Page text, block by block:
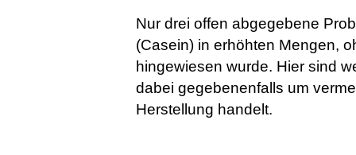
Nur drei offen abgegebene
(Casein) in erhöhten Mengen,
hingewiesen wurde. Hier sind
dabei gegebenenfalls um
Herstellung handelt.